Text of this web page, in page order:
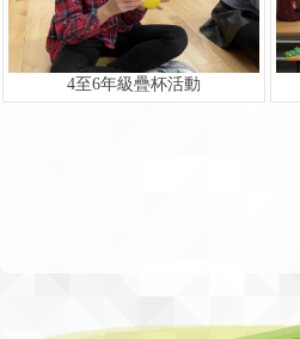
4至6年級疊杯活動